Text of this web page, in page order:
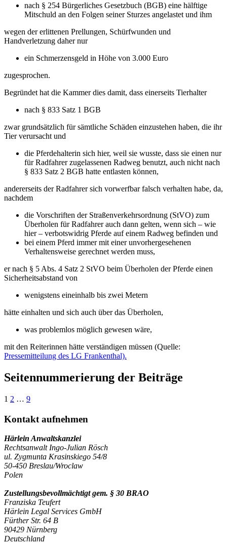
nach § 254 Bürgerliches Gesetzbuch (BGB) eine hälftige
Mitschuld an den Folgen seiner Sturzes angelastet und ihm
wegen der erlittenen Prellungen, Schürfwunden und
Handverletzung daher nur
ein Schmerzensgeld in Höhe von 3.000 Euro
zugesprochen.
Begründet hat die Kammer dies damit, dass einerseits Tierhalter
nach § 833 Satz 1 BGB
zwar grundsätzlich für sämtliche Schäden einzustehen haben, die ihr
Tier verursacht und
die Pferdehalterin sich hier, weil sie wusste, dass sie einen nur
für Radfahrer zugelassenen Radweg benutzt, auch nicht nach
§ 833 Satz 2 BGB hatte entlasten können,
andererseits der Radfahrer sich vorwerfbar falsch verhalten habe, da,
nachdem
die Vorschriften der Straßenverkehrsordnung (StVO) zum
Überholen für Radfahrer auch dann gelten, wenn sich – wie
hier – verbotswidrig Pferde auf einem Radweg befinden und
bei einem Pferd immer mit einer unvorhergesehenen
Verhaltensweise gerechnet werden muss,
er nach § 5 Abs. 4 Satz 2 StVO beim Überholen der Pferde einen
Sicherheitsabstand von
wenigstens eineinhalb bis zwei Metern
hätte einhalten und sich auch über das Überholen,
was problemlos möglich gewesen wäre,
mit den Reiterinnen hätte verständigen müssen (Quelle:
Pressemitteilung des LG Frankenthal).
Seitennummerierung der Beiträge
1 2 … 9
Kontakt aufnehmen
Härlein Anwaltskanzlei
Rechtsanwalt Ingo-Julian Rösch
ul. Zygmunta Krasinskiego 54/8
50-450 Breslau/Wroclaw
Polen
Zustellungsbevollmächtigt gem. § 30 BRAO
Franziska Teufert
Härlein Legal Services GmbH
Fürther Str. 64 B
90429 Nürnberg
Deutschland